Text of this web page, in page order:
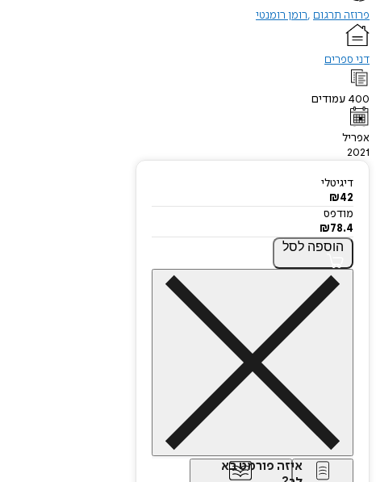
פרוזה תרגום רומן רומנטי
דני ספרים
400 עמודים
אפריל
2021
דיגיטלי
₪42
מודפס
₪78.4
הוספה לסל
איזה פורמט בא